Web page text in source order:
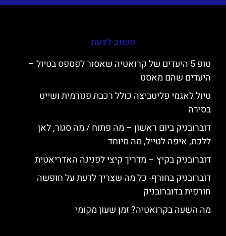
חשוב לדעת
טופ 5 היעדים של קרואטיה שאסור לפספס בטיול –
היעדים שהם מאסט
טיול לאגמי פליטביצה כולל רכבת פנורמית ושייט
בסירה
דוברובניק ביום ראשון – מה פתוח / מה סגור, לאן
ללכת, איפה לטייל, מה מיוחד
דוברובניק בקיץ – מדריך קיצי לפנינה האדריאטית
דוברובניק בחורף- כל מה שצריך לדעת על חופשה
חורפית בדוברובניק
מה השעה בקרואטיה? זמן שעון מקומי